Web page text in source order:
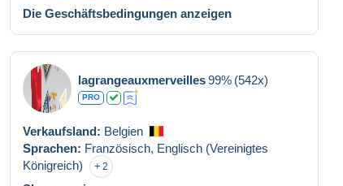
Die Geschäftsbedingungen anzeigen
lagrangeauxmerveilles99% (542x)
PRO
Verkaufsland: Belgien
Sprachen: Französisch, Englisch (Vereinigtes
Königreich)
2